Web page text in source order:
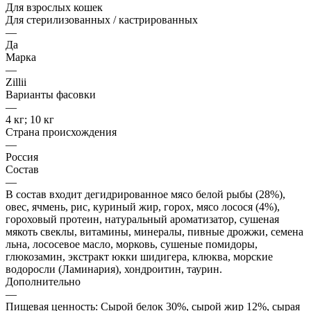
Для взрослых кошек
Для стерилизованных / кастрированных
—
Да
Марка
—
Zillii
Варианты фасовки
—
4 кг; 10 кг
Страна происхождения
—
Россия
Состав
—
В состав входит дегидрированное мясо белой рыбы (28%),
овес, ячмень, рис, куриный жир, горох, мясо лосося (4%),
гороховый протеин, натуральный ароматизатор, сушеная
мякоть свеклы, витамины, минералы, пивные дрожжи, семена
льна, лососевое масло, морковь, сушеные помидоры,
глюкозамин, экстракт юкки шидигера, клюква, морские
водоросли (Ламинария), хондроитин, таурин.
Дополнительно
—
Пищевая ценность: Сырой белок 30%, сырой жир 12%, сырая